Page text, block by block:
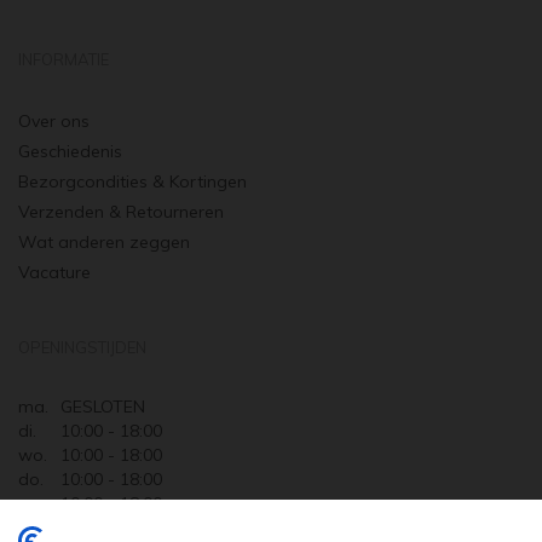
Over ons
Geschiedenis
Bezorgcondities & Kortingen
Verzenden & Retourneren
Wat anderen zeggen
Vacature
ma.
GESLOTEN
di.
10:00 - 18:00
wo.
10:00 - 18:00
do.
10:00 - 18:00
vr.
10:00 - 18:00
za.